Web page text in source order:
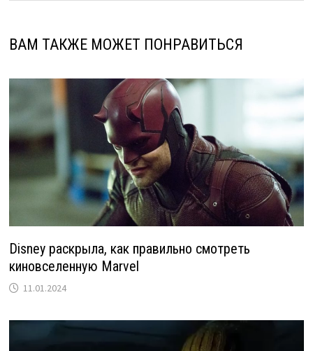
ВАМ ТАКЖЕ МОЖЕТ ПОНРАВИТЬСЯ
Disney раскрыла, как правильно смотреть
киновселенную Marvel
11.01.2024